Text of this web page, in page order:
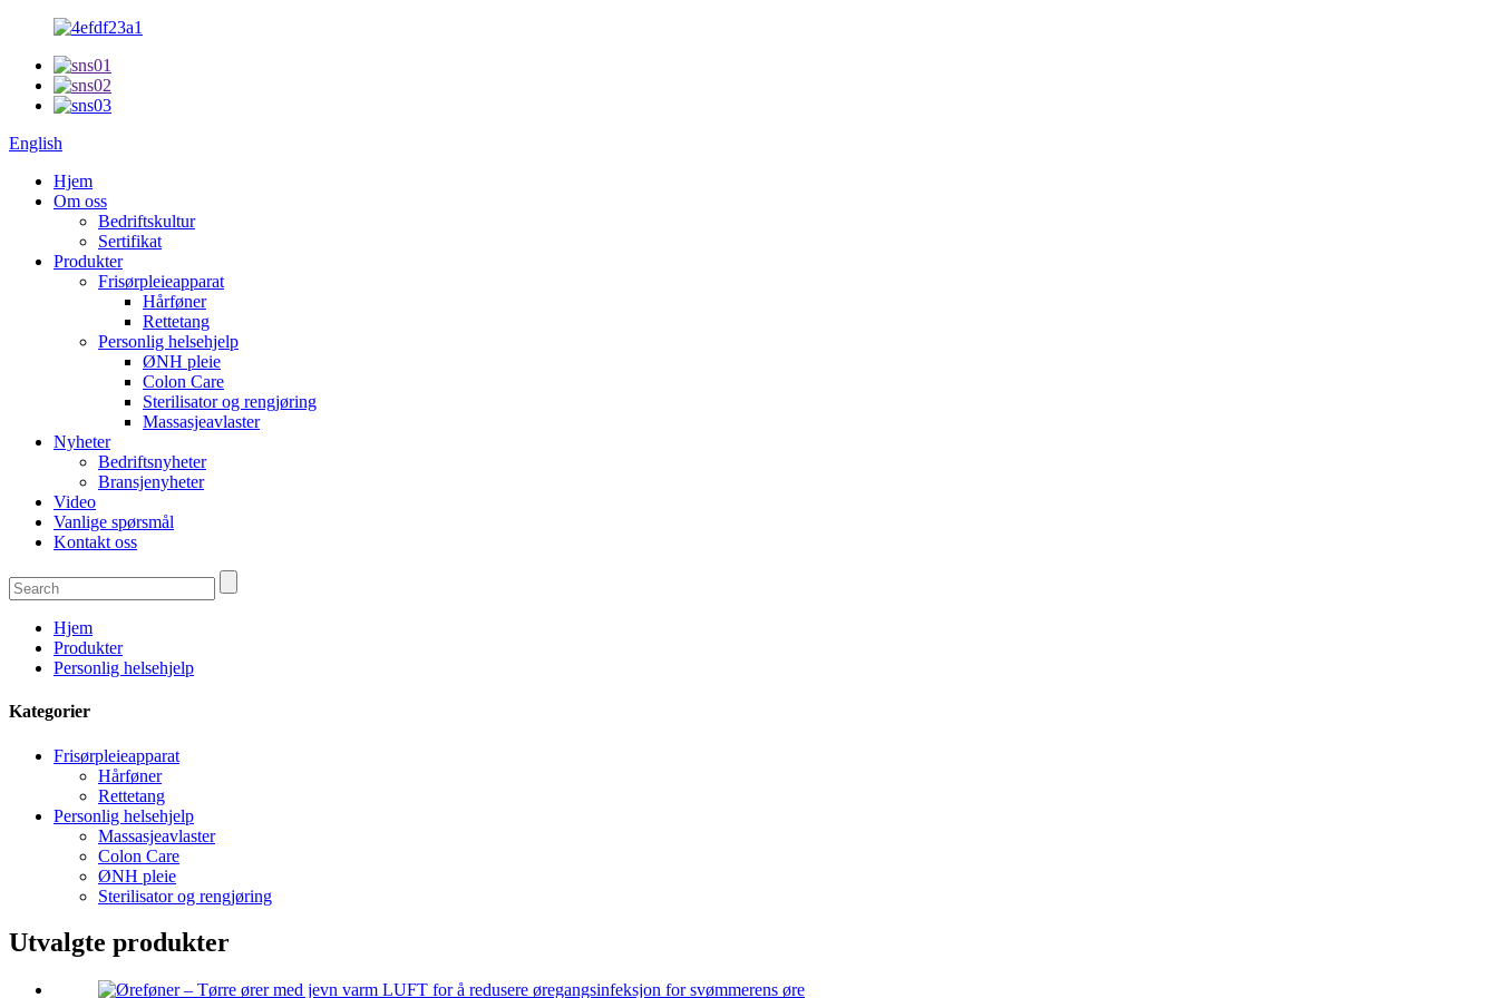
English
Hjem
Om oss
Bedriftskultur
Sertifikat
Produkter
Frisørpleieapparat
Hårføner
Rettetang
Personlig helsehjelp
ØNH pleie
Colon Care
Sterilisator og rengjøring
Massasjeavlaster
Nyheter
Bedriftsnyheter
Bransjenyheter
Video
Vanlige spørsmål
Kontakt oss
Hjem
Produkter
Personlig helsehjelp
Kategorier
Frisørpleieapparat
Hårføner
Rettetang
Personlig helsehjelp
Massasjeavlaster
Colon Care
ØNH pleie
Sterilisator og rengjøring
Utvalgte produkter